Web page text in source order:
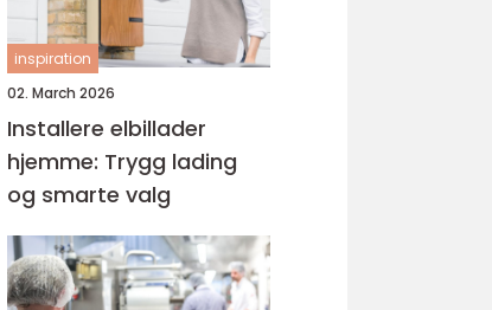
inspiration
02. March 2026
Installere elbillader
hjemme: Trygg lading
og smarte valg